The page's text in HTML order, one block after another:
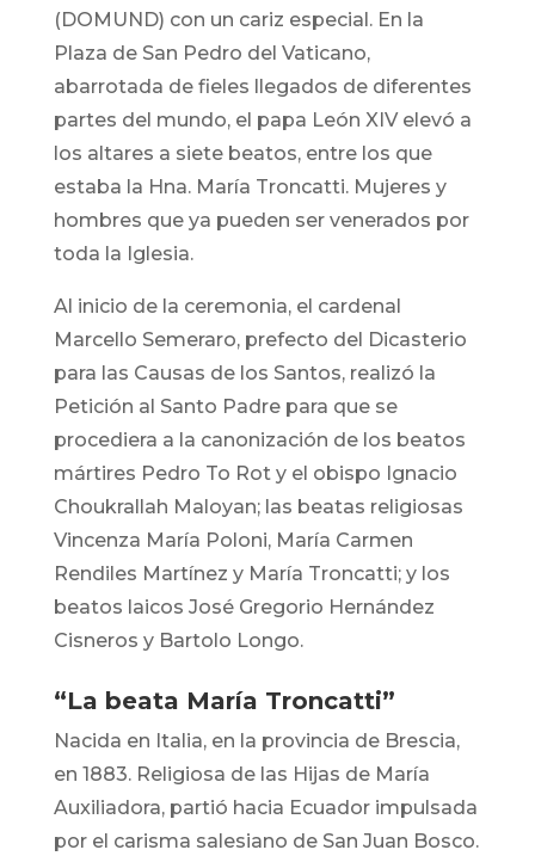
(DOMUND) con un cariz especial. En la
Plaza de San Pedro del Vaticano,
abarrotada de fieles llegados de diferentes
partes del mundo, el papa León XIV elevó a
los altares a siete beatos, entre los que
estaba la Hna. María Troncatti. Mujeres y
hombres que ya pueden ser venerados por
toda la Iglesia.
Al inicio de la ceremonia, el cardenal
Marcello Semeraro, prefecto del Dicasterio
para las Causas de los Santos, realizó la
Petición al Santo Padre para que se
procediera a la canonización de los beatos
mártires Pedro To Rot y el obispo Ignacio
Choukrallah Maloyan; las beatas religiosas
Vincenza María Poloni, María Carmen
Rendiles Martínez y María Troncatti; y los
beatos laicos José Gregorio Hernández
Cisneros y Bartolo Longo.
“La beata María Troncatti”
Nacida en Italia, en la provincia de Brescia,
en 1883. Religiosa de las Hijas de María
Auxiliadora, partió hacia Ecuador impulsada
por el carisma salesiano de San Juan Bosco.